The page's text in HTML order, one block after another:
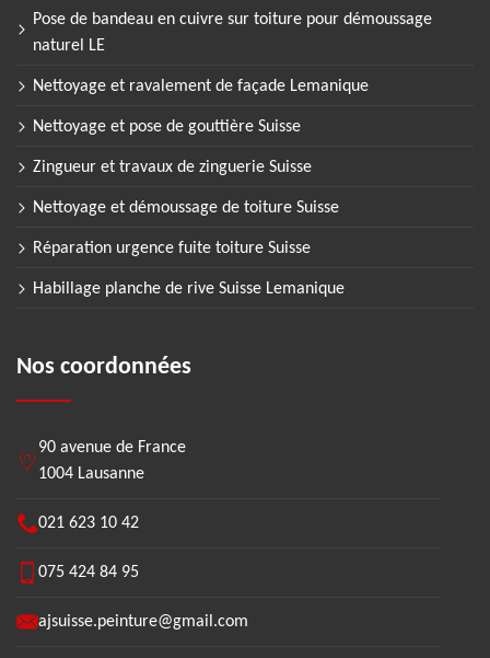
Pose de bandeau en cuivre sur toiture pour démoussage
naturel LE
Nettoyage et ravalement de façade Lemanique
Nettoyage et pose de gouttière Suisse
Zingueur et travaux de zinguerie Suisse
Nettoyage et démoussage de toiture Suisse
Réparation urgence fuite toiture Suisse
Habillage planche de rive Suisse Lemanique
Nos coordonnées
90 avenue de France
1004 Lausanne
021 623 10 42
075 424 84 95
ajsuisse.peinture@gmail.com